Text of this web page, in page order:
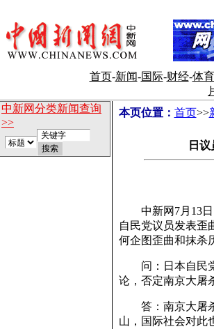
首页-新闻-国际-财经-体育
中新网分类新闻查询
>>
本页位置： 首页>>
日
中新网7月13日
自民党议员发表歪
何企图歪曲和抹杀
问：日本自民党
论，否定南京大屠
答：南京大屠杀
山，国际社会对此